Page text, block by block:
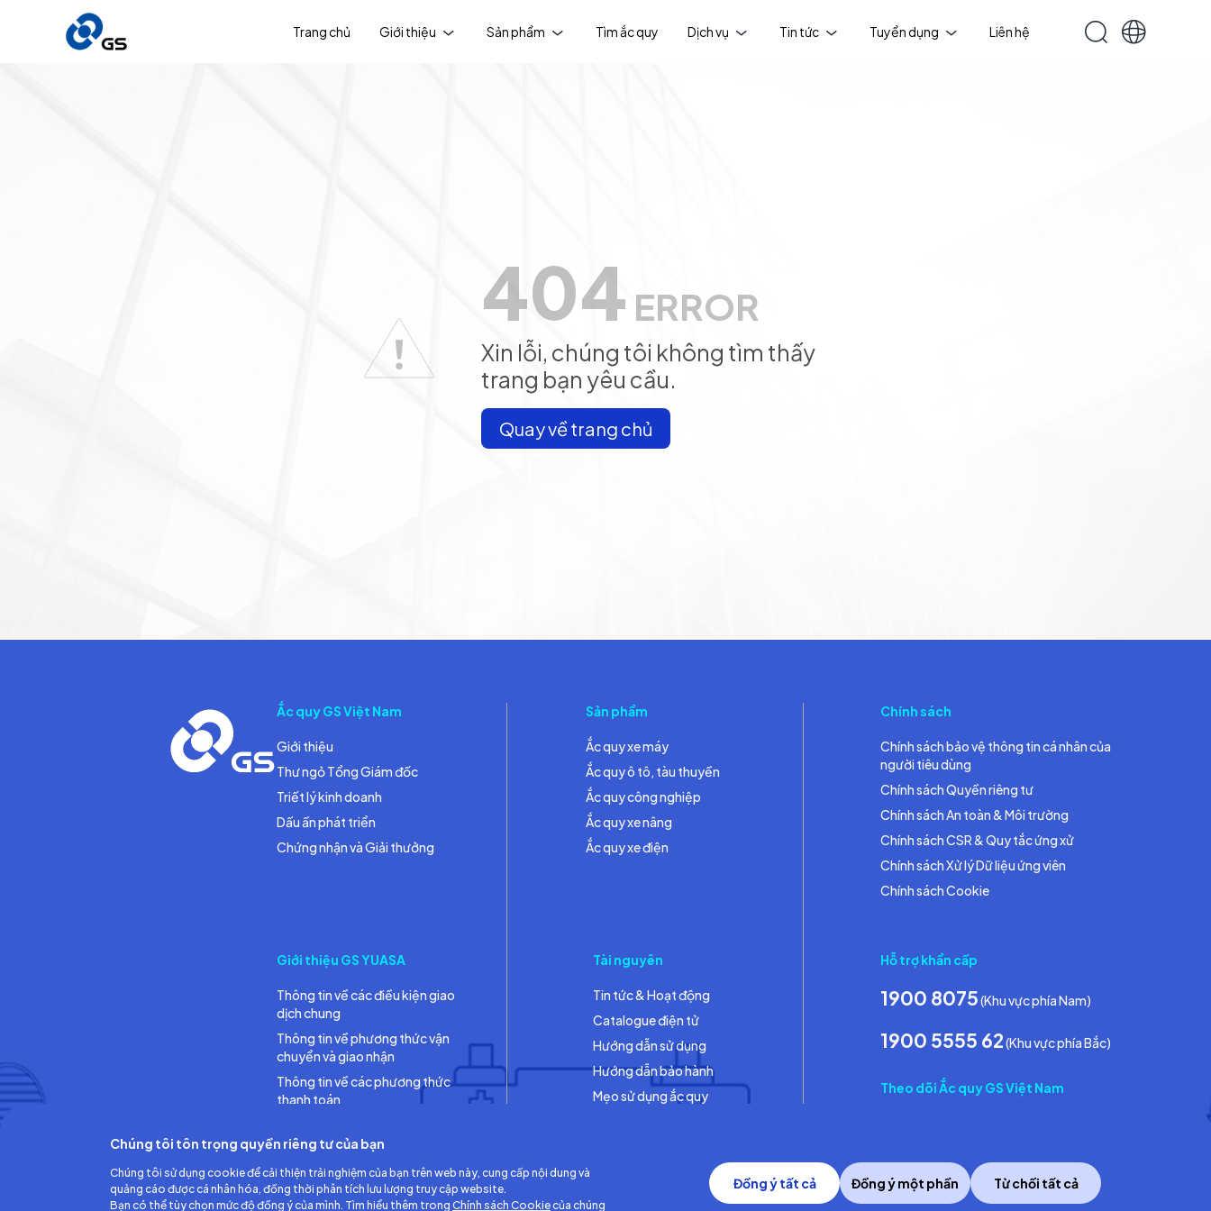
Trang chủ Giới thiệu Sản phẩm Tìm ắc quy Dịch vụ Tin tức Tuyển dụng Liên hệ
404 ERROR
Xin lỗi, chúng tôi không tìm thấy
trang bạn yêu cầu.
Quay về trang chủ
Ắc quy GS Việt Nam
Giới thiệu
Thư ngỏ Tổng Giám đốc
Triết lý kinh doanh
Dấu ấn phát triển
Chứng nhận và Giải thưởng
Sản phẩm
Ắc quy xe máy
Ắc quy ô tô, tàu thuyền
Ắc quy công nghiệp
Ắc quy xe nâng
Ắc quy xe điện
Chính sách
Chính sách bảo vệ thông tin cá nhân của
người tiêu dùng
Chính sách Quyền riêng tư
Chính sách An toàn & Môi trường
Chính sách CSR & Quy tắc ứng xử
Chính sách Xử lý Dữ liệu ứng viên
Chính sách Cookie
Giới thiệu GS YUASA
Thông tin về các điều kiện giao
dịch chung
Thông tin về phương thức vận
chuyển và giao nhận
Thông tin về các phương thức
thanh toán
Tài nguyên
Tin tức & Hoạt động
Catalogue điện tử
Hướng dẫn sử dụng
Hướng dẫn bảo hành
Mẹo sử dụng ắc quy
Hỗ trợ khẩn cấp
1900 8075(Khu vực phía Nam)
1900 5555 62(Khu vực phía Bắc)
Theo dõi Ắc quy GS Việt Nam
Công ty TNHH Ắc quy GS Việt Nam Copyright © 2014 GS Battery Vietnam Co., Ltd
Chúng tôi tôn trọng quyền riêng tư của bạn
Chúng tôi sử dụng cookie để cải thiện trải nghiệm của bạn trên web này, cung cấp nội dung và
quảng cáo được cá nhân hóa, đồng thời phân tích lưu lượng truy cập website.
Bạn có thể tùy chọn mức độ đồng ý của mình. Tìm hiểu thêm trong Chính sách Cookiecủa chúng
Đồng ý tất cả Đồng ý một phần Từ chối tất cả